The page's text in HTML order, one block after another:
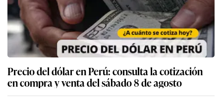
Precio del dólar en Perú: consulta la cotización
en compra y venta del sábado 8 de agosto